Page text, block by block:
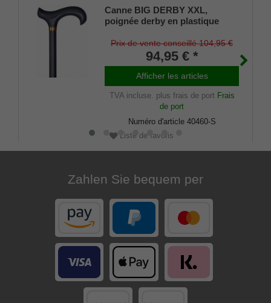
Canne BIG DERBY XXL,
poignée derby en plastique
pad amortisseur, canne en
métal léger robuste en finition
noir mat, amortisseur en
caoutchouc inclus.
Prix de vente conseillé 104,95 €
94,95 € *
Afficher les articles
TVA incluse. plus frais de port Frais
de port
Numéro d'article 40460-S
Liste de favoris
Zahlen Sie bequem per